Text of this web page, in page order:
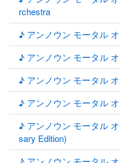
rchestra
♪ アンノウン モータル
♪ アンノウン モータル
♪ アンノウン モータル
♪ アンノウン モータル
♪ アンノウン モータル
sary Edition)